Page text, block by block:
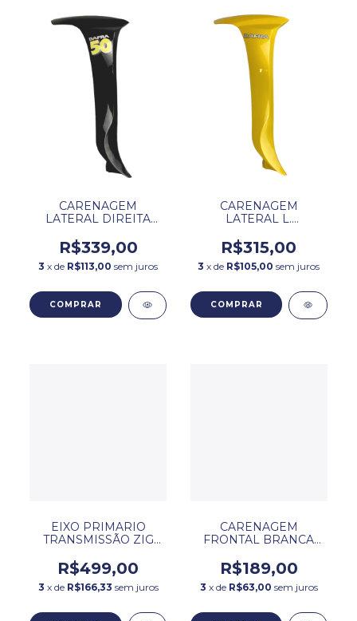
CARENAGEM
LATERAL DIREITA
R$339,00
3 x de R$113,00 sem juros
CARENAGEM
LATERAL L.
AMARELA ZIG 100
DAFRA
R$315,00
3 x de R$105,00 sem juros
EIXO PRIMARIO
TRANSMISSÃO ZIG
R$499,00
3 x de R$166,33 sem juros
CARENAGEM
FRONTAL BRANCA
R$189,00
3 x de R$63,00 sem juros